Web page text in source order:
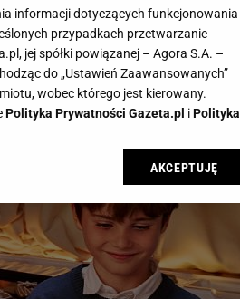
informacji dotyczących funkcjonowania
przypadkach przetwarzanie
jej spółki powiązanej – Agora S.A. –
do „Ustawień Zaawansowanych”
wobec którego jest kierowany.
Polityka Prywatności Gazeta.pl iPolityka
cookie Gazeta.pl sp. z o.o., jej
dot. przetwarzania danych poprzez
Zaawansowanych”. Zmiana ustawień
celach:
AKCEPTUJĘ